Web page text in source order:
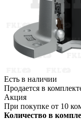
Есть в наличии
Продается в
Акция
При покупке от 10
Количество в